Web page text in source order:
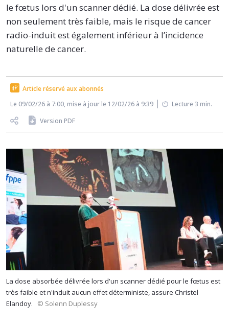
le fœtus lors d'un scanner dédié. La dose délivrée est
non seulement très faible, mais le risque de cancer
radio-induit est également inférieur à l’incidence
naturelle de cancer.
Article réservé aux abonnés
Le 09/02/26 à 7:00, mise à jour le 12/02/26 à 9:39
Lecture 3 min.
Version PDF
La dose absorbée délivrée lors d'un scanner dédié pour le fœtus est
très faible et n'induit aucun effet déterministe, assure Christel
Elandoy.
© Solenn Duplessy